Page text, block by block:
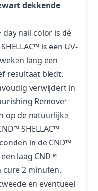
dekkende
day nail color is dé
is een UV-
lang een
resultaat biedt.
verwijdert in
Remover
op de natuurlijke
SHELLAC™
in de CND™
laag CND™
cure 2 minuten.
en eventueel